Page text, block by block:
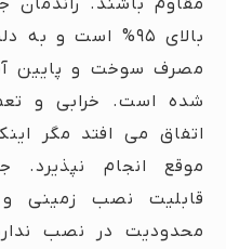
مقاوم باشند.
بالای ۹۵% است و
مصرف سوخت و پایین
شده است. خرابی و
اتفاق می افتد مگر
موقع انجام نپذیرد.
قابلیت نصب زمینی
محدودیت در نصب